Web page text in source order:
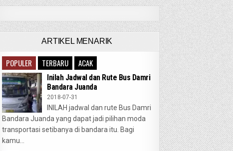
ARTIKEL MENARIK
POPULER TERBARU ACAK
Inilah Jadwal dan Rute Bus Damri
Bandara Juanda
2018-07-31
INILAH jadwal dan rute Bus Damri
Bandara Juanda yang dapat jadi pilihan moda
transportasi setibanya di bandara itu. Bagi
kamu...